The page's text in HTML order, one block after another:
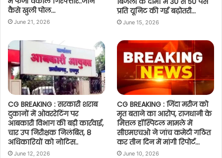
कैसे खुली पोल…
June 21, 2026
प्रति यूनिट की गई बढ़ोतरी…
June 15, 2026
CG BREAKING : सरकारी शराब
दुकानों में ओवररेटिंग पर
आबकारी विभाग की बड़ी कार्रवाई,
चार उप निरीक्षक निलंबित, 8
अधिकारियों को नोटिस..
June 12, 2026
CG BREAKING : जिंदा मरीज को
मृत बताने का आरोप, राजधानी के
मित्तल हॉस्पिटल मामले में
सीएमएचओ ने जांच कमेटी गठित
कर तीन दिन में मांगी रिपोर्ट…
June 10, 2026